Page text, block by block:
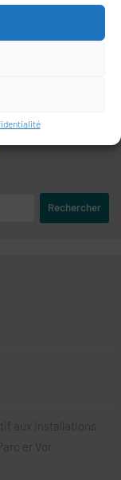
aux installations
er Vor